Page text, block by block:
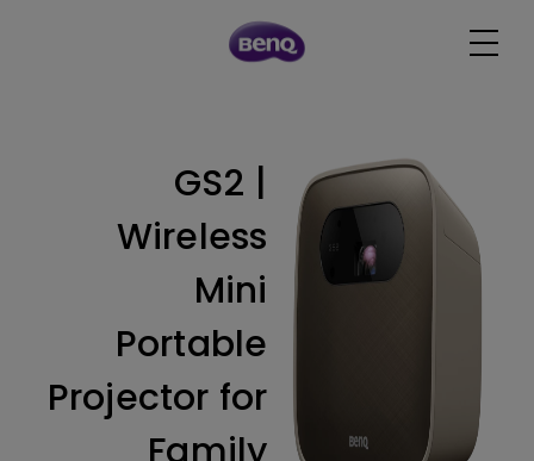
GS2 |
Wireless
Mini
Portable
Projector for